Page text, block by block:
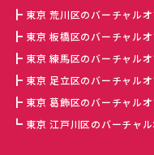
東京 荒川区のバーチャル
東京 板橋区のバーチャル
東京 練馬区のバーチャル
東京 足立区のバーチャル
東京 葛飾区のバーチャル
東京 江戸川区のバーチャ